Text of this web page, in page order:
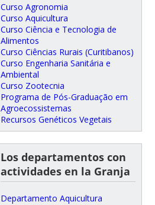
Curso Agronomia
Curso Aquicultura
Curso Ciência e Tecnologia de
Alimentos
Curso Ciências Rurais (Curitibanos)
Curso Engenharia Sanitária e
Ambiental
Curso Zootecnia
Programa de Pós-Graduação em
Agroecossistemas
Recursos Genéticos Vegetais
Los departamentos con
actividades en la Granja
Departamento Aquicultura